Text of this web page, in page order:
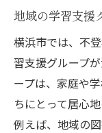
地域の学習支援
横浜市では、不
習支援グループ
ープは、家庭や
ちにとって居心
例えば、地域の